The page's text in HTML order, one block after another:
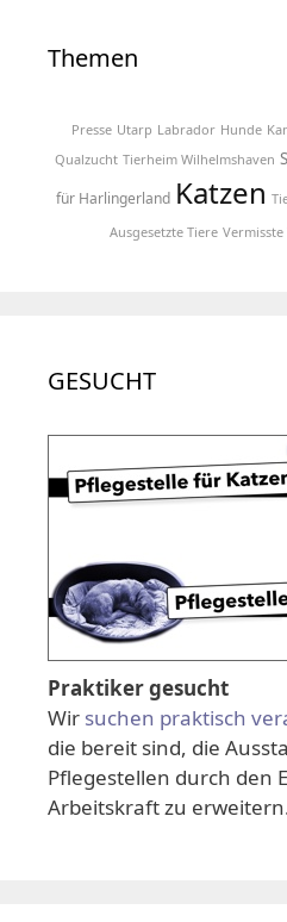
Themen
Presse Utarp Labrador Hunde
Qualzucht Tierheim Wilhelmshaven
für Harlingerland Katzen
Ausgesetzte Tiere Vermisste
GESUCHT
Praktiker gesucht
Wir suchen praktisch
die bereit sind, die
Pflegestellen durch den
Arbeitskraft zu